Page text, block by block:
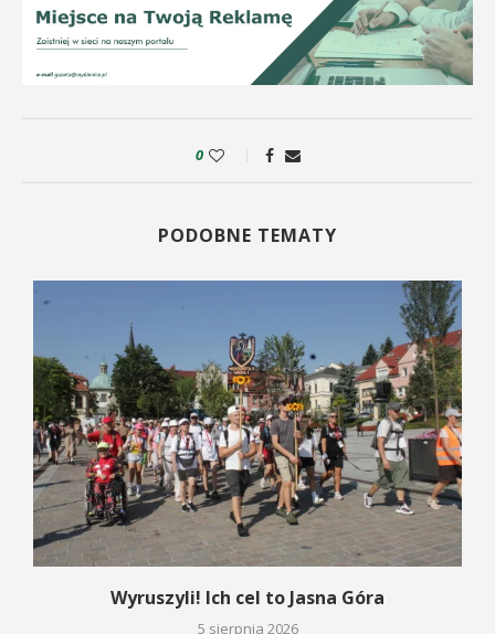
0
PODOBNE TEMATY
Wyruszyli! Ich cel to Jasna Góra
5 sierpnia 2026